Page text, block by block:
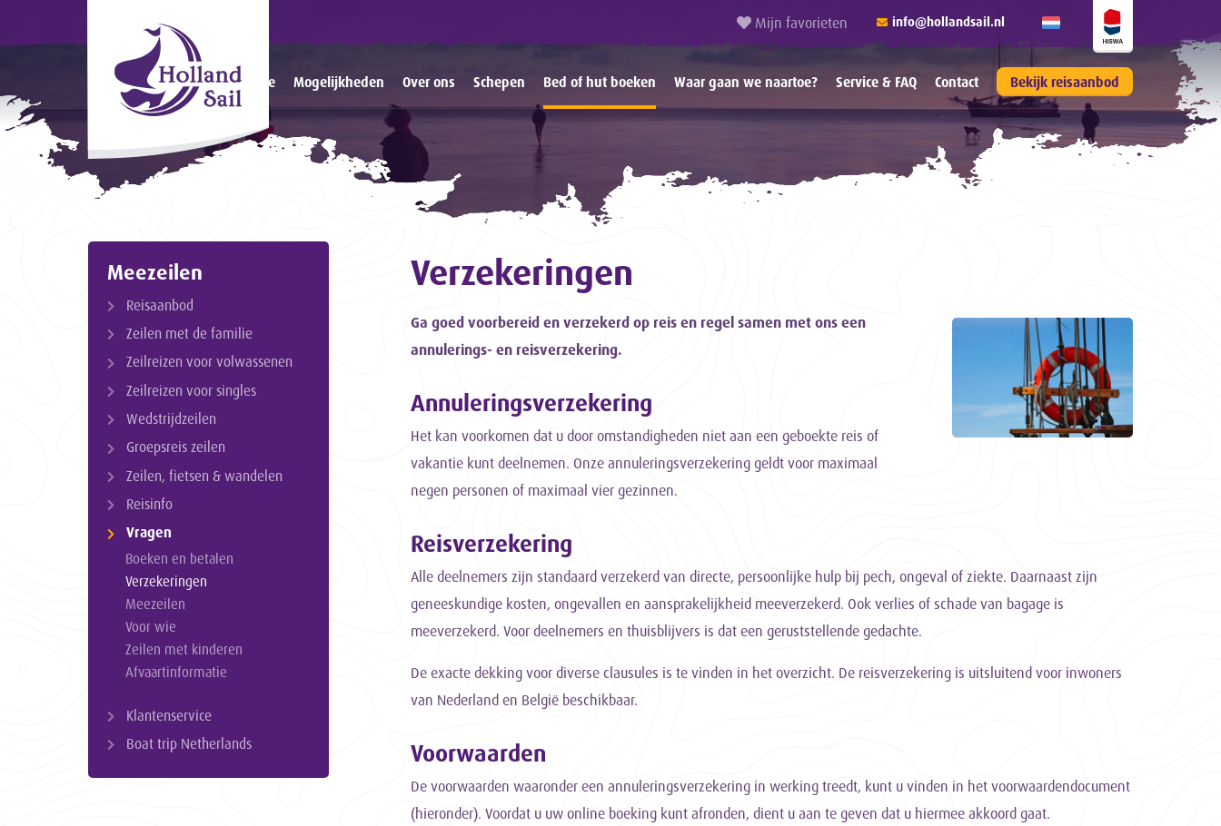
Mijn favorieten info@hollandsail.nl
Home Mogelijkheden Over ons Schepen Bed of hut boeken Waar gaan we naartoe? Service & FAQ Contact Bekijk reisaanbod
Verzekeringen
Ga goed voorbereid en verzekerd op reis en regel samen met ons een
annulerings- en reisverzekering.
Annuleringsverzekering
Het kan voorkomen dat u door omstandigheden niet aan een geboekte reis of
vakantie kunt deelnemen. Onze annuleringsverzekering geldt voor maximaal
negen personen of maximaal vier gezinnen.
Reisverzekering
Alle deelnemers zijn standaard verzekerd van directe, persoonlijke hulp bij pech, ongeval of ziekte. Daarnaast zijn
geneeskundige kosten, ongevallen en aansprakelijkheid meeverzekerd. Ook verlies of schade van bagage is
meeverzekerd. Voor deelnemers en thuisblijvers is dat een geruststellende gedachte.
De exacte dekking voor diverse clausules is te vinden in het overzicht. De reisverzekering is uitsluitend voor inwoners
van Nederland en België beschikbaar.
Voorwaarden
De voorwaarden waaronder een annuleringsverzekering in werking treedt, kunt u vinden in het voorwaardendocument
(hieronder). Voordat u uw online boeking kunt afronden, dient u aan te geven dat u hiermee akkoord gaat.
Meezeilen
Reisaanbod
Zeilen met de familie
Zeilreizen voor volwassenen
Zeilreizen voor singles
Wedstrijdzeilen
Groepsreis zeilen
Zeilen, fietsen & wandelen
Reisinfo
Vragen
Boeken en betalen
Verzekeringen
Meezeilen
Voor wie
Zeilen met kinderen
Afvaartinformatie
Klantenservice
Boat trip Netherlands